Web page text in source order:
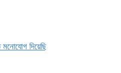
মনোযোগ দিয়েছি